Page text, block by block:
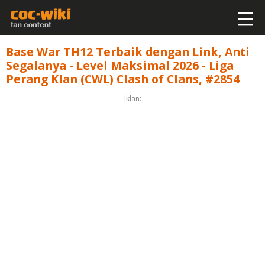
Base War TH12 Terbaik dengan Link, Anti
Segalanya - Level Maksimal 2026 - Liga
Perang Klan (CWL) Clash of Clans, #2854
Iklan: